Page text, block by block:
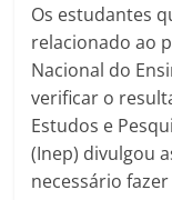
a
t
s
A
p
p
c
e
b
o
o
k
i
t
t
e
r
Os estudantes
relacionado ao
Nacional do
verificar o
Estudos e
(Inep) divulgou
necessário